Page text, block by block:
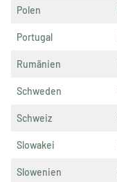
Polen
Portugal
Rumänien
Schweden
Schweiz
Slowakei
Slowenien